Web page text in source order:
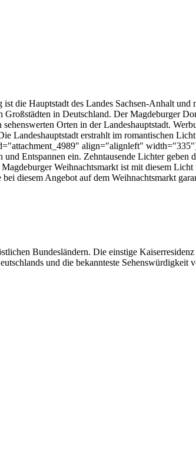
die Hauptstadt des Landes Sachsen-Anhalt und
in Deutschland. Der Magdeburger
Orten in der Landeshauptstadt.
Landeshauptstadt erstrahlt im romantischen
align="alignleft"
Entspannen ein. Zehntausende Lichter geben
Weihnachtsmarkt ist mit diesem
diesem Angebot auf dem Weihnachtsmarkt
Bundesländern. Die einstige
und die bekannteste Sehenswürdigkeit